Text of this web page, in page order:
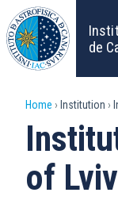
Skip
to
main
content
de
Home Institution
of Lviv